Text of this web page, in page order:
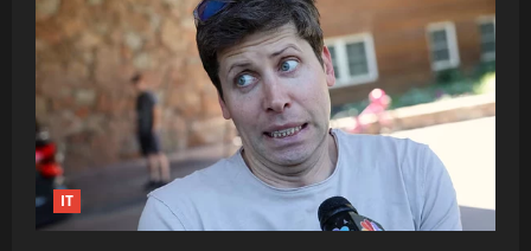
компаний-
резидентов
в
экономику
«подошёл
30%»
IT